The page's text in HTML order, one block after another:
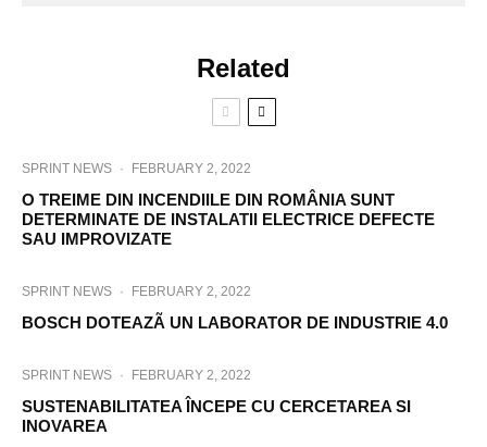
Related
SPRINT NEWS · FEBRUARY 2, 2022
O TREIME DIN INCENDIILE DIN ROMÂNIA SUNT
DETERMINATE DE INSTALATII ELECTRICE DEFECTE
SAU IMPROVIZATE
SPRINT NEWS · FEBRUARY 2, 2022
BOSCH DOTEAZÃ UN LABORATOR DE INDUSTRIE 4.0
SPRINT NEWS · FEBRUARY 2, 2022
SUSTENABILITATEA ÎNCEPE CU CERCETAREA SI
INOVAREA